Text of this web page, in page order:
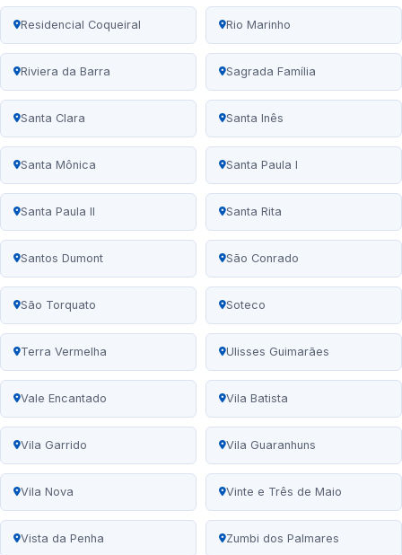
Residencial Coqueiral Rio Marinho
Riviera da Barra Sagrada Família
Santa Clara Santa Inês
Santa Mônica Santa Paula I
Santa Paula II Santa Rita
Santos Dumont São Conrado
São Torquato Soteco
Terra Vermelha Ulisses Guimarães
Vale Encantado Vila Batista
Vila Garrido Vila Guaranhuns
Vila Nova Vinte e Três de Maio
Vista da Penha Zumbi dos Palmares